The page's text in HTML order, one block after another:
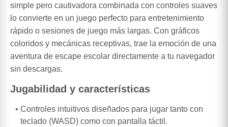
simple pero cautivadora combinada con controles suaves
lo convierte en un juego perfecto para entretenimiento
rápido o sesiones de juego más largas. Con gráficos
coloridos y mecánicas receptivas, trae la emoción de una
aventura de escape escolar directamente a tu navegador
sin descargas.
Jugabilidad y características
Controles intuitivos diseñados para jugar tanto con
teclado (WASD) como con pantalla táctil.